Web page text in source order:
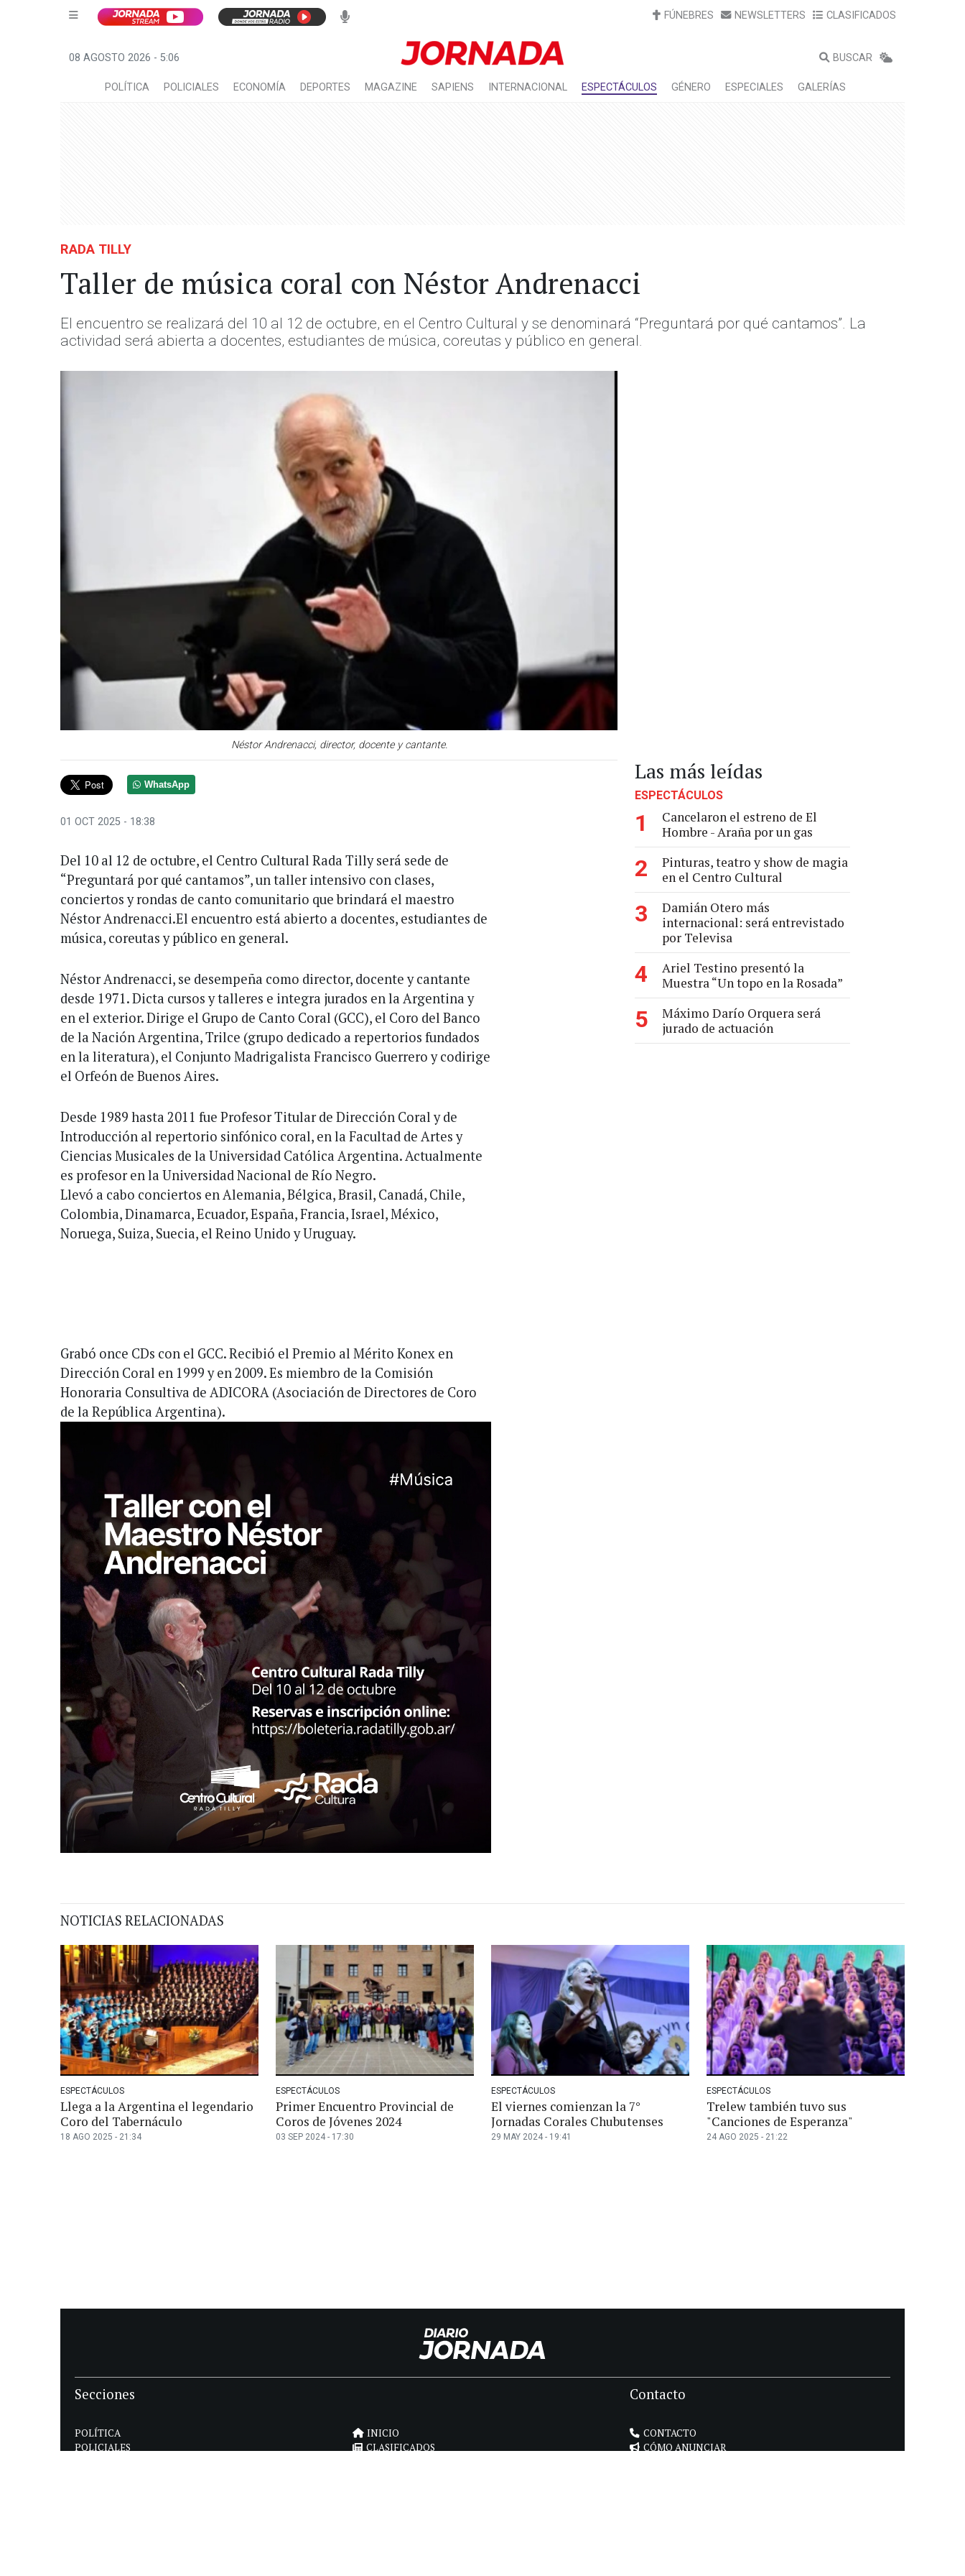
FÚNEBRES NEWSLETTERS CLASIFICADOS
08 AGOSTO 2026 - 5:06 BUSCAR
POLÍTICA POLICIALES ECONOMÍA DEPORTES MAGAZINE SAPIENS INTERNACIONAL ESPECTÁCULOS GÉNERO ESPECIALES GALERÍAS
RADA TILLY
Taller de música coral con Néstor Andrenacci
El encuentro se realizará del 10 al 12 de octubre, en el Centro Cultural y se denominará “Preguntará por qué cantamos”. La
actividad será abierta a docentes, estudiantes de música, coreutas y público en general.
Néstor Andrenacci, director, docente y cantante.
WhatsApp
01 OCT 2025 - 18:38
Del 10 al 12 de octubre, el Centro Cultural Rada Tilly será sede de
“Preguntará por qué cantamos”, un taller intensivo con clases,
conciertos y rondas de canto comunitario que brindará el maestro
Néstor Andrenacci.El encuentro está abierto a docentes, estudiantes de
música, coreutas y público en general.
Néstor Andrenacci, se desempeña como director, docente y cantante
desde 1971. Dicta cursos y talleres e integra jurados en la Argentina y
en el exterior. Dirige el Grupo de Canto Coral (GCC), el Coro del Banco
de la Nación Argentina, Trilce (grupo dedicado a repertorios fundados
en la literatura), el Conjunto Madrigalista Francisco Guerrero y codirige
el Orfeón de Buenos Aires.
Desde 1989 hasta 2011 fue Profesor Titular de Dirección Coral y de
Introducción al repertorio sinfónico coral, en la Facultad de Artes y
Ciencias Musicales de la Universidad Católica Argentina. Actualmente
es profesor en la Universidad Nacional de Río Negro.
Llevó a cabo conciertos en Alemania, Bélgica, Brasil, Canadá, Chile,
Colombia, Dinamarca, Ecuador, España, Francia, Israel, México,
Noruega, Suiza, Suecia, el Reino Unido y Uruguay.
Grabó once CDs con el GCC. Recibió el Premio al Mérito Konex en
Dirección Coral en 1999 y en 2009. Es miembro de la Comisión
Honoraria Consultiva de ADICORA (Asociación de Directores de Coro
de la República Argentina).
Las más leídas
ESPECTÁCULOS
1
Cancelaron el estreno de El
Hombre - Araña por un gas
2
Pinturas, teatro y show de magia
en el Centro Cultural
3
Damián Otero más
internacional: será entrevistado
por Televisa
4
Ariel Testino presentó la
Muestra “Un topo en la Rosada”
5
Máximo Darío Orquera será
jurado de actuación
NOTICIAS RELACIONADAS
ESPECTÁCULOS
Llega a la Argentina el legendario
Coro del Tabernáculo
18 AGO 2025 - 21:34
ESPECTÁCULOS
Primer Encuentro Provincial de
Coros de Jóvenes 2024
03 SEP 2024 - 17:30
ESPECTÁCULOS
El viernes comienzan la 7°
Jornadas Corales Chubutenses
29 MAY 2024 - 19:41
ESPECTÁCULOS
Trelew también tuvo sus
"Canciones de Esperanza"
24 AGO 2025 - 21:22
Secciones
POLÍTICA
POLICIALES
INICIO
CLASIFICADOS
Contacto
CONTACTO
CÓMO ANUNCIAR